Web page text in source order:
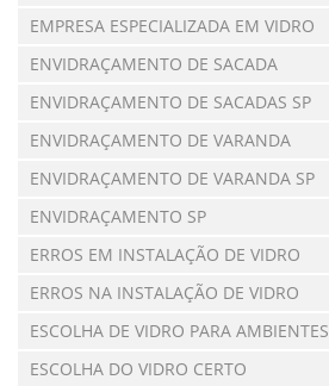
EMPRESA ESPECIALIZADA EM VIDRO
ENVIDRAÇAMENTO DE SACADA
ENVIDRAÇAMENTO DE SACADAS SP
ENVIDRAÇAMENTO DE VARANDA
ENVIDRAÇAMENTO DE VARANDA SP
ENVIDRAÇAMENTO SP
ERROS EM INSTALAÇÃO DE VIDRO
ERROS NA INSTALAÇÃO DE VIDRO
ESCOLHA DE VIDRO PARA AMBIENTES
ESCOLHA DO VIDRO CERTO